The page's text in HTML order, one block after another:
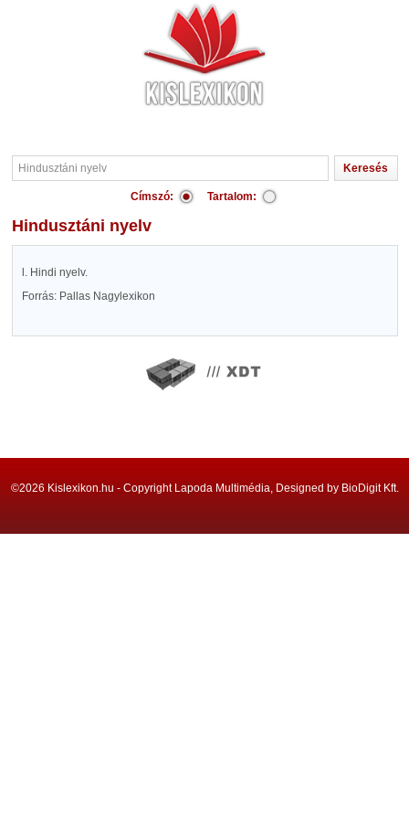
Címszó: Tartalom:
Hindusztáni nyelv
l. Hindi nyelv.
Forrás: Pallas Nagylexikon
©2026 Kislexikon.hu - Copyright Lapoda Multimédia, Designed by BioDigit Kft.